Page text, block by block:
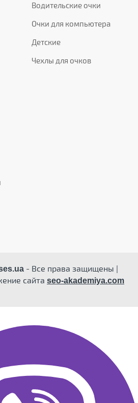
Водительские очки
Очки для компьютера
Детские
Чехлы для очков
- Все права защищены |
сайта seo-akademiya.com